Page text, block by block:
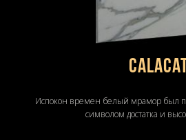
Испокон времен белый мрамор был
символом достатка и